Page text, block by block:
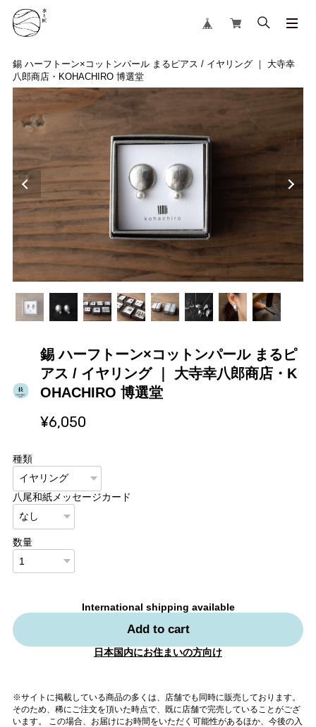
錫 ハーフトーン×コットンパール まるピアス / イヤリング ｜ 大寺幸
八郎商店・KOHACHIRO 博選堂
錫 ハーフトーン×コットンパール まるピ
アス / イヤリング ｜ 大寺幸八郎商店・K
OHACHIRO 博選堂
¥6,050
種類
八尾和紙メッセージカード
数量
International shipping available
Add to cart
日本国内にお住まいの方向け
※サイトに掲載している商品の多くは、店舗でも同時に販売しております。
そのため、稀にご注文を頂いた時点で、既に店舗で完売していることがござ
います。 この場合、お届けにお時間をいただく可能性があるほか、今後の入